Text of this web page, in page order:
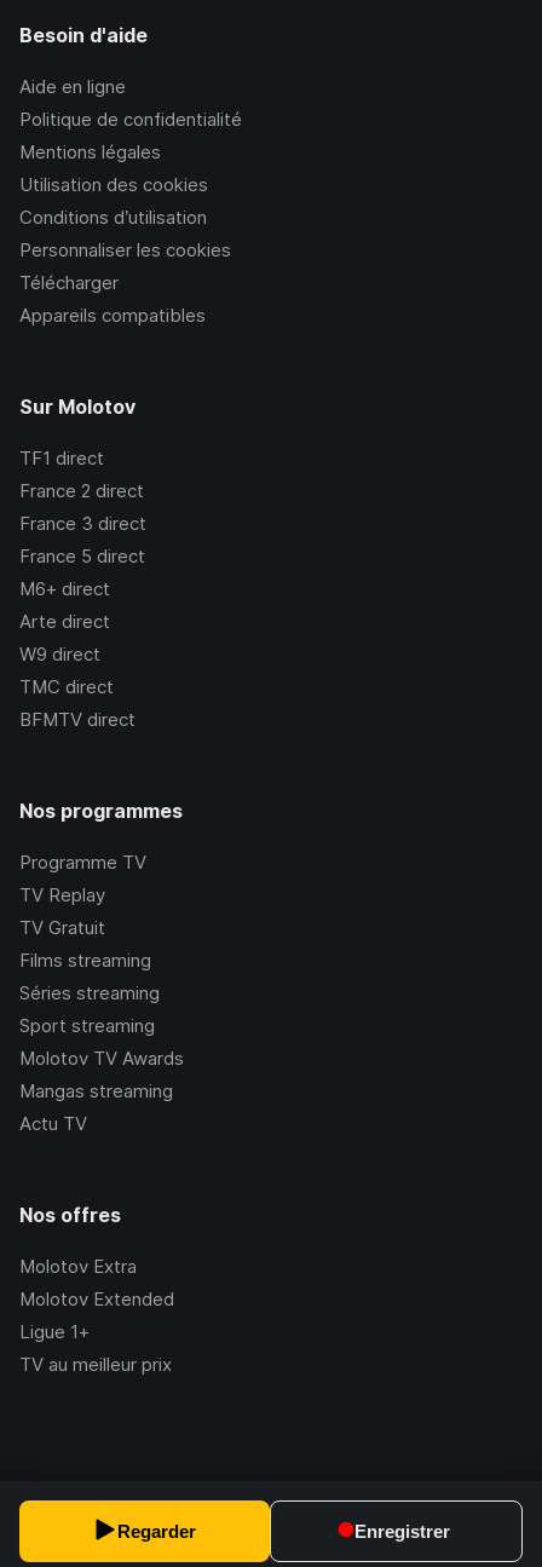
Regarder Enregistrer
Besoin d'aide
Aide en ligne
Politique de confidentialité
Mentions légales
Utilisation des cookies
Conditions d’utilisation
Personnaliser les cookies
Télécharger
Appareils compatibles
Sur Molotov
TF1 direct
France 2 direct
France 3 direct
France 5 direct
M6+ direct
Arte direct
W9 direct
TMC direct
BFMTV direct
Nos programmes
Programme TV
TV Replay
TV Gratuit
Films streaming
Séries streaming
Sport streaming
Molotov TV Awards
Mangas streaming
Actu TV
Nos offres
Molotov Extra
Molotov Extended
Ligue 1+
TV au meilleur prix
2.228.1